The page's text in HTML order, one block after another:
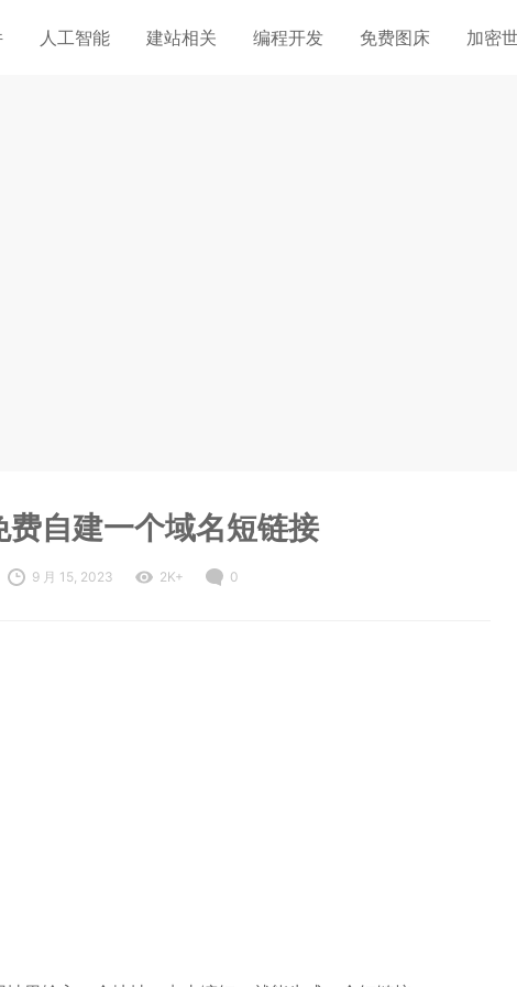
人工智能 建站相关 编程开发 免费图床 加密
费自建一个域名短链接
9 月 15, 2023 2K+ 0